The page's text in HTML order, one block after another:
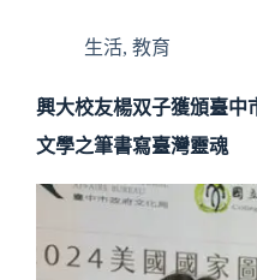
生活, 教育
興大校友楊双子獲頒臺
文學之筆書寫臺灣靈魂